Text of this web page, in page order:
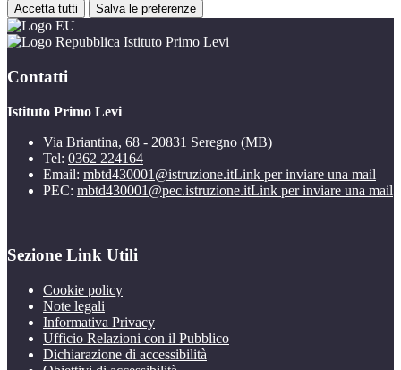
Accetta tutti Salva le preferenze
Istituto Primo Levi
Contatti
Istituto Primo Levi
Via Briantina, 68 - 20831 Seregno (MB)
Tel: 0362 224164
Email: mbtd430001@istruzione.itLink per inviare una mail
PEC: mbtd430001@pec.istruzione.itLink per inviare una mail
Sezione Link Utili
Cookie policy
Note legali
Informativa Privacy
Ufficio Relazioni con il Pubblico
Dichiarazione di accessibilità